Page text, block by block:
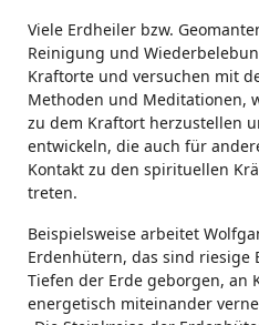
Viele Erdheiler bzw.
Reinigung und
Kraftorte und versuchen mit
Methoden und Meditationen,
zu dem Kraftort herzustellen
entwickeln, die auch für
Kontakt zu den spirituellen
treten.
Beispielsweise arbeitet
Erdenhütern, das sind riesige
Tiefen der Erde geborgen, an
energetisch miteinander